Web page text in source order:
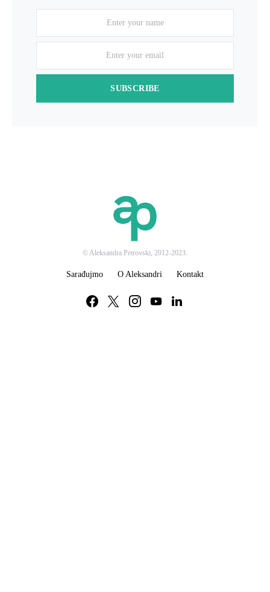
SUBSCRIBE
© Aleksandra Petrovski, 2012-2023.
Sarađujmo O Aleksandri Kontakt